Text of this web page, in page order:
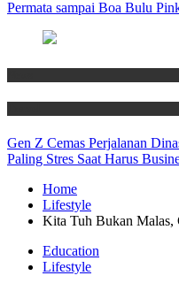
Permata sampai Boa Bulu
Gen Z Cemas Perjalanan
Paling Stres Saat Harus
Home
Lifestyle
Kita Tuh Bukan Malas,
Education
Lifestyle